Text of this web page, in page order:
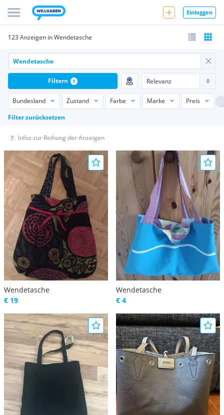
Einloggen
123 Anzeigen in Wendetasche
Bundesland Zustand Farbe Marke
Preis
Filter zurücksetzen
Filtern 1
Infos zur Reihung der Anzeigen
Wendetasche
€ 19
Wendetasche
€ 4